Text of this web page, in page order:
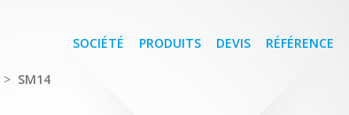
SOCIÉTÉ PRODUITS DEVIS RÉFÉRENCE
> SM14